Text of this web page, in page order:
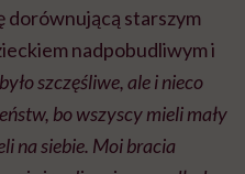
dorównującą starszym
nadpobudliwym i
szczęśliwe, ale i nieco
bo wszyscy mieli mały
na siebie. Moi bracia